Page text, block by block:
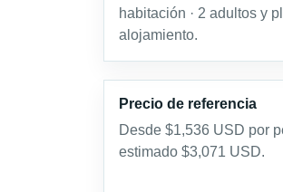
habitación · 2 adultos y
alojamiento.
Precio de referencia
Desde $1,536 USD por
estimado $3,071 USD.